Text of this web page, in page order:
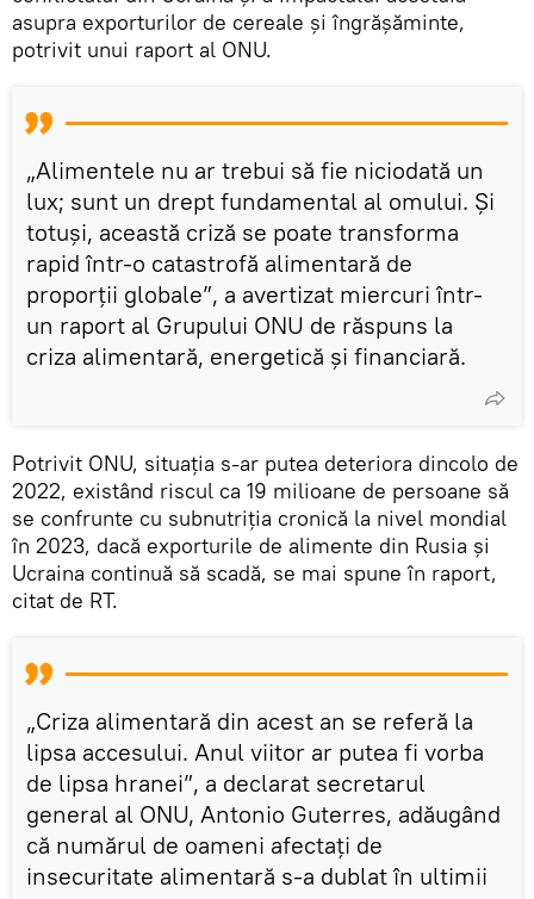
asupra exporturilor de cereale și îngrășăminte,
potrivit unui raport al ONU.
„Alimentele nu ar trebui să fie niciodată un
lux; sunt un drept fundamental al omului. Și
totuși, această criză se poate transforma
rapid într-o catastrofă alimentară de
proporții globale”, a avertizat miercuri într-
un raport al Grupului ONU de răspuns la
criza alimentară, energetică și financiară.
Potrivit ONU, situația s-ar putea deteriora dincolo de
2022, existând riscul ca 19 milioane de persoane să
se confrunte cu subnutriţia cronică la nivel mondial
în 2023, dacă exporturile de alimente din Rusia și
Ucraina continuă să scadă, se mai spune în raport,
citat de RT.
„Criza alimentară din acest an se referă la
lipsa accesului. Anul viitor ar putea fi vorba
de lipsa hranei”, a declarat secretarul
general al ONU, Antonio Guterres, adăugând
că numărul de oameni afectaţi de
insecuritate alimentară s-a dublat în ultimii